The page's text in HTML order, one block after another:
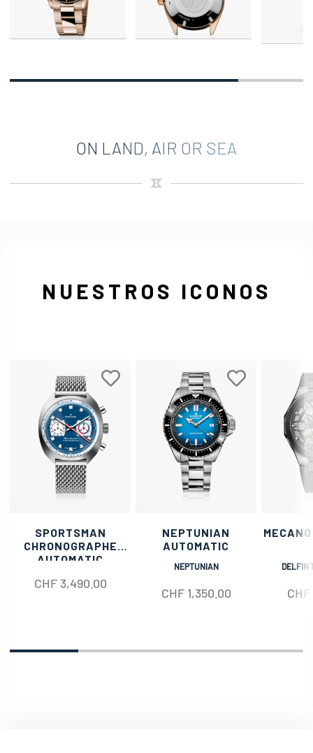
ON LAND, AIR OR SEA
NUESTROS ICONOS
SPORTSMAN
CHRONOGRAPHE
AUTOMATIC
CHF3,490.00
NEPTUNIAN
AUTOMATIC
NEPTUNIAN
CHF1,350.00
DELFIN
CHF